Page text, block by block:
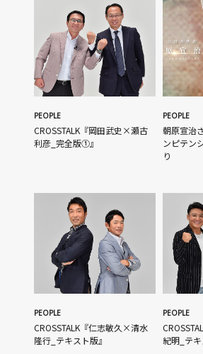
PEOPLE
CROSSTALK『岡田武史×瀬古
利彦_完全版①』
PEOPLE
朝原宣治
ンピテン
り
PEOPLE
CROSSTALK『仁志敏久×清水
隆行_テキスト版』
PEOPLE
紀明_テキ